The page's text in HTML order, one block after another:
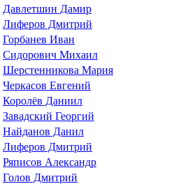
Давлетшин Дамир
Лиферов Дмитрий
Горбанев Иван
Сидорович Михаил
Шерстенникова Мария
Черкасов Евгений
Королёв Даниил
Завадский Георгий
Найданов Данил
Лиферов Дмитрий
Ряписов Александр
Голов Дмитрий